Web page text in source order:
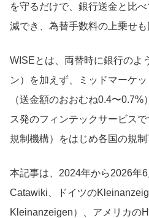
を守るだけで、銀行送金と比
減でき、為替手数料の上乗せも
WISEとは、両替時に銀行のよ
ン）を加えず、ミッドマーケ
（送金額のおおむね0.4〜
ス発のフィンテックサービス
規制機構）をはじめ各国の規制
本記事は、2024年から2026年
Catawiki、ドイツの
Kleinanzeigen）、アメリカの